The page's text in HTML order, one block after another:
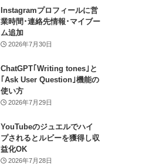
Instagramプロフィールに営
業時間･連絡先情報･マイブー
ム追加
2026年7月30日
ChatGPT｢Writing tones｣と
｢Ask User Question｣機能の
使い方
2026年7月29日
YouTubeのジュエルでハイ
プされるとルビーを獲得し収
益化OK
2026年7月28日